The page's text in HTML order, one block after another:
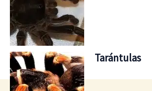
Tarántulas